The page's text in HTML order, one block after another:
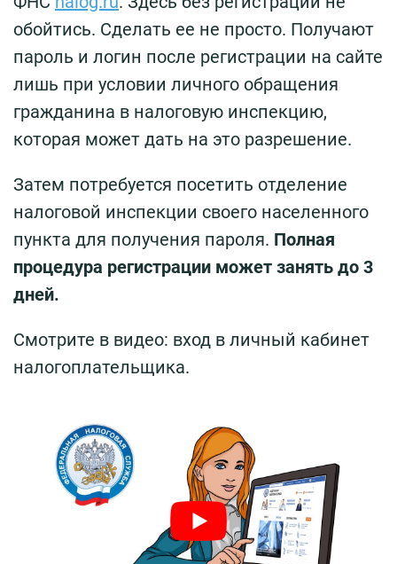
обойтись. Сделать ее не просто. Получают
пароль и логин после регистрации на сайте
лишь при условии личного обращения
гражданина в налоговую инспекцию,
которая может дать на это разрешение.
Затем потребуется посетить отделение
налоговой инспекции своего населенного
пункта для получения пароля. Полная
процедура регистрации может занять до 3
дней.
Смотрите в видео: вход в личный кабинет
налогоплательщика.